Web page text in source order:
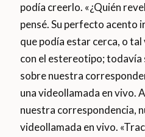
podía creerlo. «¿Quién
pensé. Su perfecto acento
que podía estar cerca, o
con el estereotipo;
sobre nuestra
una videollamada en vivo.
nuestra correspondencia,
videollamada en vivo.